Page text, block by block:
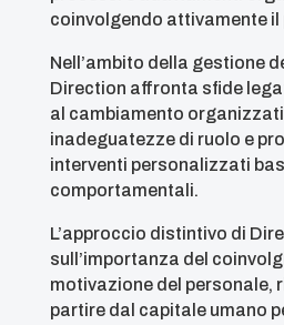
coinvolgendo attivamente il
Nell’ambito della gestione
Direction affronta sfide
al cambiamento
inadeguatezze di ruolo e
interventi personalizzati
comportamentali.
L’approccio distintivo di
sull’importanza del
motivazione del personale,
partire dal capitale umano